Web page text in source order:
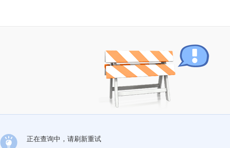
正在查询中，请刷新重试